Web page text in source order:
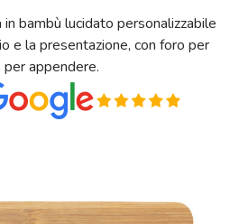
bambù lucidato personalizzabile
e la presentazione, con foro per
per appendere.